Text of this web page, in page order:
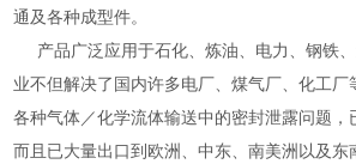
通及各种成型件。
产品广泛应用于石化、炼油、电力、钢铁
业不但解决了国内许多电厂、煤气厂、化工
各种气体／化学流体输送中的密封泄露问题，
而且已大量出口到欧洲、中东、南美洲以及东